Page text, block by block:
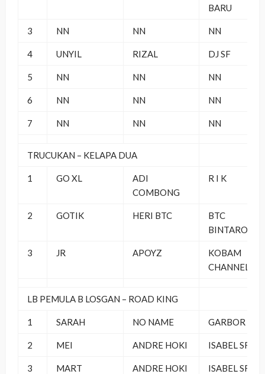
BARU
3 NN NN NN
4 UNYIL RIZAL DJ SF
5 NN NN NN
6 NN NN NN
7 NN NN NN
TRUCUKAN – KELAPA DUA
1 GO XL
ADI
COMBONG
R I K
2 GOTIK HERI BTC
BTC
BINTARO
3 JR APOYZ
KOBAM
CHANNEL
LB PEMULA B LOSGAN – ROAD KING
1 SARAH NO NAME GARBOR
2 MEI ANDRE HOKI ISABEL SF
3 MART ANDRE HOKI ISABEL SF